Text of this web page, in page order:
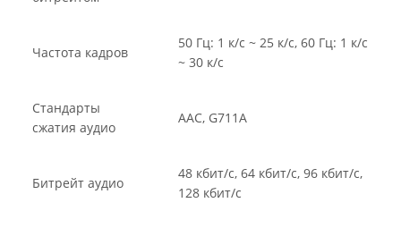
Частота кадров
50 Гц: 1 к/с ~ 25 к/с, 60 Гц: 1 к/с
~ 30 к/с
Стандарты
сжатия аудио
AAC, G711A
Битрейт аудио
48 кбит/с, 64 кбит/с, 96 кбит/с,
128 кбит/с